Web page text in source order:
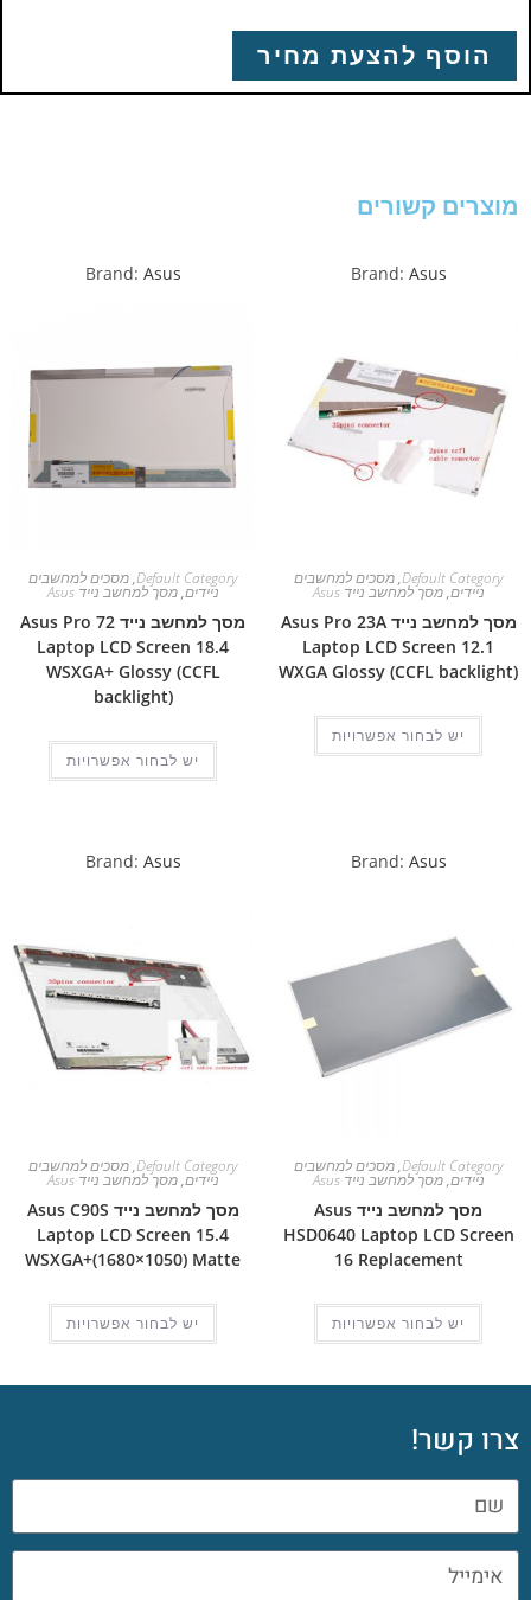
הוסף להצעת מחיר
מוצרים קשורים
Brand: Asus
Default Category
,מסכים למחשבים
ניידים,מסך למחשב נייד Asus
מסך למחשב נייד Asus Pro 23A
Laptop LCD Screen 12.1
WXGA Glossy (CCFL backlight)
יש לבחור אפשרויות
Brand: Asus
Default Category
,מסכים למחשבים
ניידים,מסך למחשב נייד Asus
מסך למחשב נייד Asus Pro 72
Laptop LCD Screen 18.4
WSXGA+ Glossy (CCFL
backlight)
יש לבחור אפשרויות
Brand: Asus
Default Category
,מסכים למחשבים
ניידים,מסך למחשב נייד Asus
מסך למחשב נייד Asus
HSD0640 Laptop LCD Screen
16 Replacement
יש לבחור אפשרויות
Brand: Asus
Default Category
,מסכים למחשבים
ניידים,מסך למחשב נייד Asus
מסך למחשב נייד Asus C90S
Laptop LCD Screen 15.4
WSXGA+(1680×1050) Matte
יש לבחור אפשרויות
צרו קשר!